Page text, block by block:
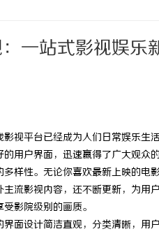
一站式影视娱乐
视平台已经成为人们日常娱乐生
用户界面，迅速赢得了广大观众
样性。无论你喜欢最新上映的
流影视内容，还不断更新，为
影院级别的画质。
面设计简洁直观，分类清晰，